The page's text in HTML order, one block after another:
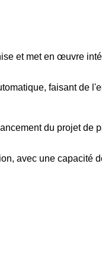
et met en œuvre
faisant de
du projet de
avec une capacité